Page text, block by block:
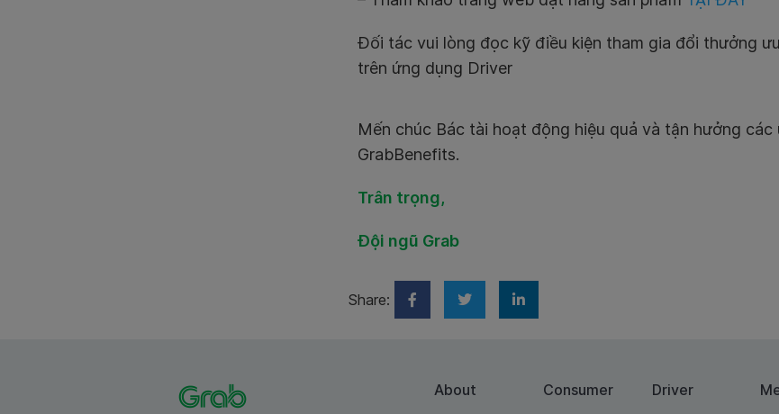
Đối tác vui lòng đọc kỹ điều kiện tham gia đổi thưởng
trên ứng dụng Driver
Mến chúc Bác tài hoạt động hiệu quả và tận hưởng
GrabBenefits.
Trân trọng,
Đội ngũ Grab
Share:
About Consumer Driver